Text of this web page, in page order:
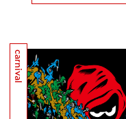
carnival